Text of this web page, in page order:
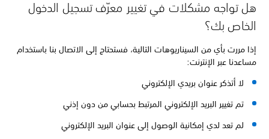
هل تواجه مشكلات في تغيير معرّف تسجيل الدخول
الخاص بك؟
إذا مررت بأي من السيناريوهات التالية، فستحتاج إلى الاتصال بنا باستخدام
مساعدنا عبر الإنترنت:
لا أتذكر عنوان بريدي الإلكتروني
تم تغيير البريد الإلكتروني المرتبط بحسابي من دون إذني
لم تعد لدي إمكانية الوصول إلى عنوان البريد الإلكتروني